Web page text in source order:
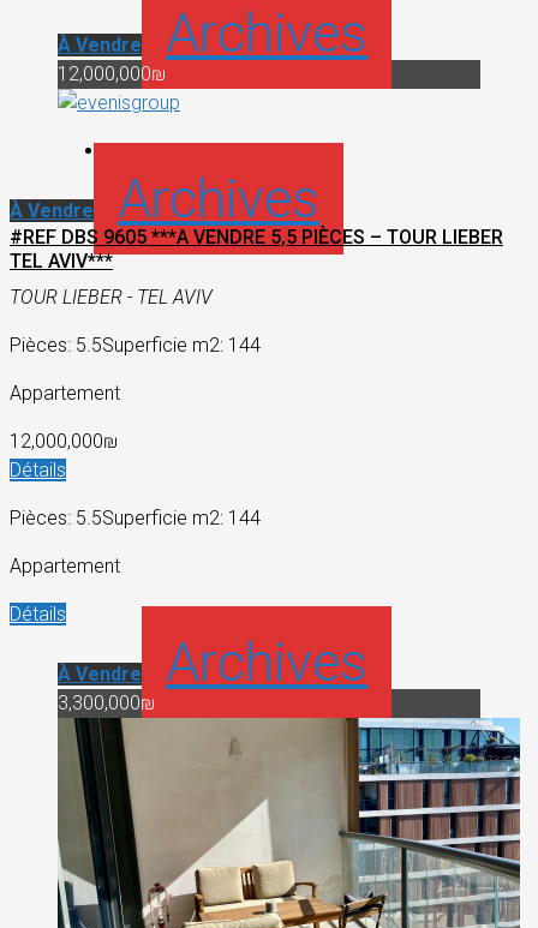
À Vendre Archives
12,000,000₪
À Vendre Archives
#REF DBS 9605 ***A VENDRE 5,5 PIÈCES – TOUR LIEBER
TEL AVIV***
TOUR LIEBER - TEL AVIV
Pièces: 5.5Superficie m2: 144
Appartement
12,000,000₪
Détails
Pièces: 5.5Superficie m2: 144
Appartement
Détails
À Vendre Archives
3,300,000₪